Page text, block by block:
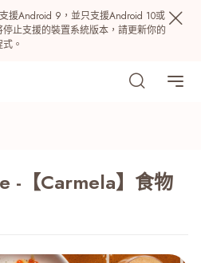
援Android 9，並只支援Android 10或
止支援的裝置系統版本，請更新你的
。
-【Carmela】食物